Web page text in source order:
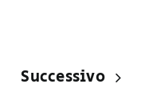
Successivo